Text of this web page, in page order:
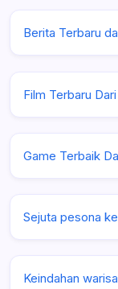
Berita Terbaru
Film Terbaru
Game Terbaik
Sejuta pesona
Keindahan